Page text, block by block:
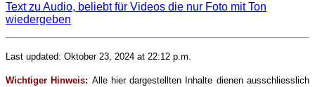
Text zu Audio, beliebt für Videos die nur Foto mit Ton
wiedergeben
Last updated: Oktober 23, 2024 at 22:12 p.m.
Wichtiger Hinweis: Alle hier dargestellten Inhalte dienen ausschliesslich